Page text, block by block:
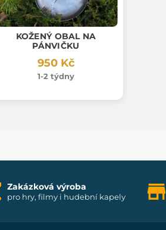
KOŽENÝ OBAL NA
PÁNVIČKU
950 Kč
1-2 týdny
Zakázková výroba
pro hry, filmy i hudební kapely